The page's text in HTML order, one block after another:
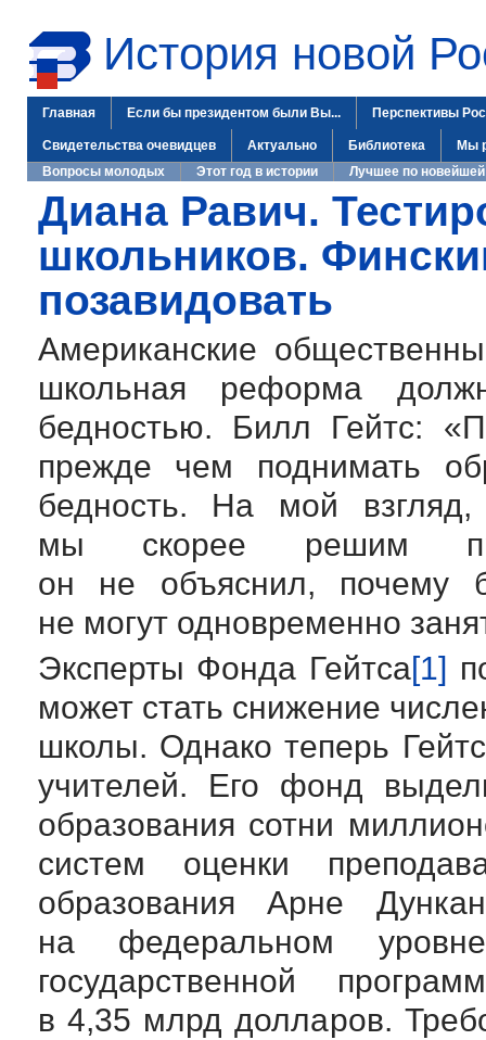
История новой
Главная Если бы президентом были Вы... Перспективы
Свидетельства очевидцев Актуально Библиотека
Мы
Вопросы молодых
Этот год в истории Лучшее по новейшей
Диана Равич.
школьников.
позавидовать
Американские
школьная реформа
бедностью. Билл Гейтс:
прежде чем поднимать
бедность. На мой взгляд,
мы скорее решим
он не объяснил, почему
не могут одновременно
Эксперты Фонда Гейтса[1]
может стать снижение
школы. Однако теперь
учителей. Его фонд
образования сотни
систем оценки
образования Арне
на федеральном
государственной
в 4,35 млрд долларов.